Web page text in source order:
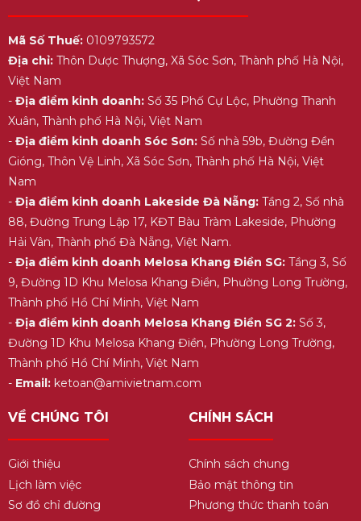
Mã Số Thuế:0109793572
Địa chỉ:Thôn Dược Thượng, Xã Sóc Sơn, Thành phố Hà Nội,
Việt Nam
- Địa điểm kinh doanh:Số 35 Phố Cự Lộc, Phường Thanh
Xuân, Thành phố Hà Nội, Việt Nam
- Địa điểm kinh doanh Sóc Sơn:Số nhà 59b, Đường Đền
Gióng, Thôn Vệ Linh, Xã Sóc Sơn, Thành phố Hà Nội, Việt
Nam
- Địa điểm kinh doanh Lakeside Đà Nẵng:Tầng 2, Số nhà
88, Đường Trung Lập 17, KĐT Bàu Tràm Lakeside, Phường
Hải Vân, Thành phố Đà Nẵng, Việt Nam.
- Địa điểm kinh doanh Melosa Khang Điền SG:Tầng 3, Số
9, Đường 1D Khu Melosa Khang Điền, Phường Long Trường,
Thành phố Hồ Chí Minh, Việt Nam
- Địa điểm kinh doanh Melosa Khang Điền SG 2:Số 3,
Đường 1D Khu Melosa Khang Điền, Phường Long Trường,
Thành phố Hồ Chí Minh, Việt Nam
- Email:ketoan@amivietnam.com
VỀ CHÚNG TÔI
Giới thiệu
Lịch làm việc
Sơ đồ chỉ đường
CHÍNH SÁCH
Chính sách chung
Bảo mật thông tin
Phương thức thanh toán